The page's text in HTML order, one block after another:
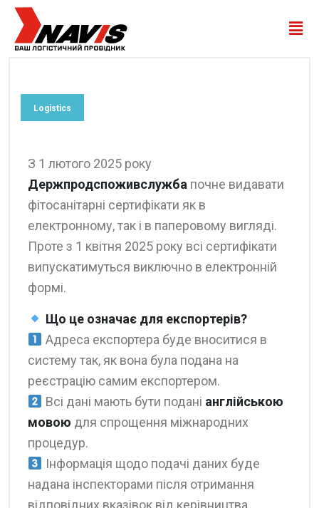
Logistics
З 1 лютого 2025 року
Держпродспоживслужба почне видавати
фітосанітарні сертифікати як в
електронному, так і в паперовому вигляді.
Проте з 1 квітня 2025 року всі сертифікати
випускатимуться виключно в електронній
формі.
Що це означає для експортерів?
Адреса експортера буде вноситися в
систему так, як вона була подана на
реєстрацію самим експортером.
Всі дані мають бути подані англійською
мовою для спрощення міжнародних
процедур.
Інформація щодо подачі даних буде
надана інспекторами після отримання
відповідних вказівок від керівництва.